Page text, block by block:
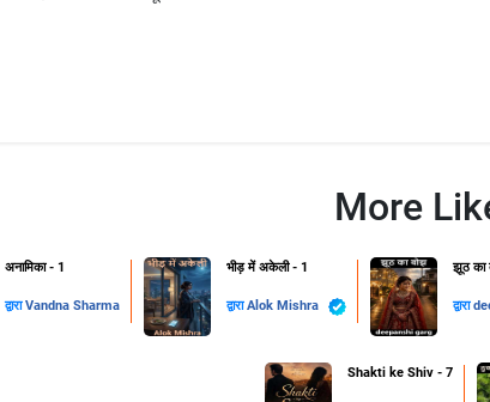
More
अनामिका - 1
द्वाराVandna Sharma
भीड़ में अकेली - 1
द्वाराAlok Mishra
झूठ का
द्वारा
Shakti ke Shiv - 7